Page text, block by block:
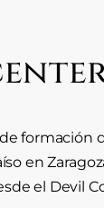
formación
en
el Devil